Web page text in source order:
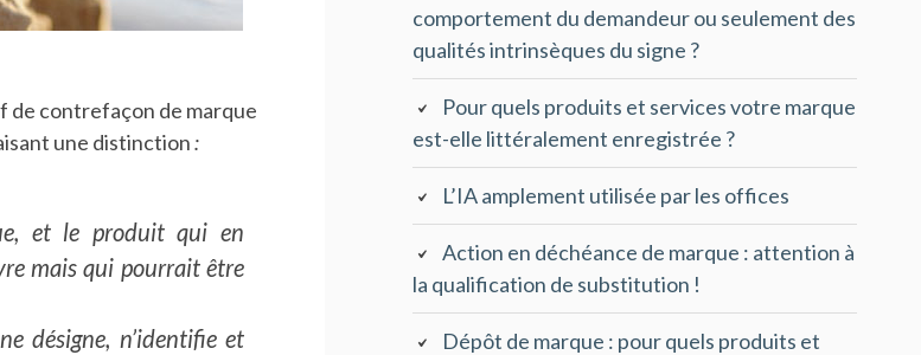
de contrefaçon de marque
une distinction:
et le produitqui en
mais qui pourrait être
désigne, n’identifie et
comportement du demandeur ou seulement des
qualités intrinsèques du signe ?
Pour quels produits et services votre marque
est-elle littéralement enregistrée ?
L’IA amplement utilisée par les offices
Action en déchéance de marque : attention à
la qualification de substitution !
Dépôt de marque : pour quels produits et